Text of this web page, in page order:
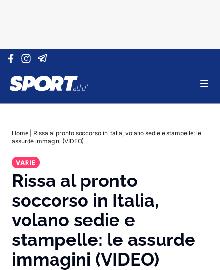
Vai al contenuto
Home
Rissa al pronto soccorso in Italia, volano sedie e stampelle: le
assurde immagini (VIDEO)
VARIE
Rissa al pronto
soccorso in Italia,
volano sedie e
stampelle: le assurde
immagini (VIDEO)